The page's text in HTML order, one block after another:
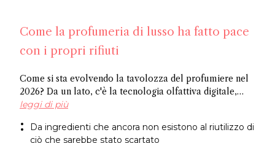
Come la profumeria di lusso ha fatto pace
con i propri rifiuti
Come si sta evolvendo la tavolozza del profumiere nel
2026? Da un lato, c'è la tecnologia olfattiva digitale,
dove l'intelligenza artificiale identifica le molecole
ricavati da ciò che l'industria normalmente scarta.
leggi di più
Da ingredienti che ancora non esistono al riutilizzo di
ciò che sarebbe stato scartato